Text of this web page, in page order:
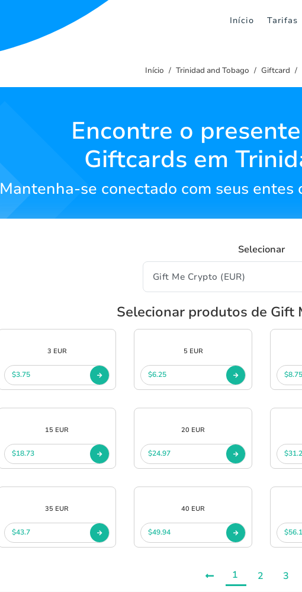
Início Tarifas
Início Trinidad and Tobago Giftcard
Encontre o
Giftcards em
Mantenha-se conectado com seus entes
Selecionar
Selecionar produtos de Gift
3 EUR
$3.75
5 EUR
$6.25 $8.75
15 EUR
$18.73
20 EUR
$24.97
35 EUR
$43.7
40 EUR
$49.94
1 2 3